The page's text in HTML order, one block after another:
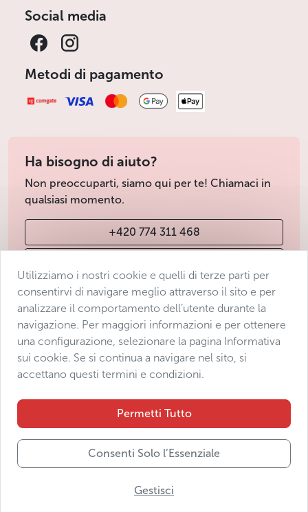
Social media
Metodi di pagamento
Ha bisogno di aiuto?
Non preoccuparti, siamo qui per te! Chiamaci in
qualsiasi momento.
+420 774 311 468
Condizioni di vendita
Protezione dei dati
Dichiarazione di accessibilità
Manage consent
Utilizziamo i nostri cookie e quelli di terze parti per
consentirvi di navigare meglio attraverso il sito e per
analizzare il comportamento dell’utente durante la
navigazione. Per maggiori informazioni e per ottenere
una configurazione, selezionare la pagina Informativa
sui cookie. Se si continua a navigare nel sito, si
accettano questi termini e condizioni.
Permetti Tutto
Consenti Solo l’Essenziale
Gestisci